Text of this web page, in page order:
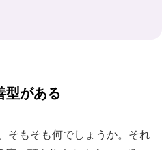
型がある
そもそも何でしょうか。それ